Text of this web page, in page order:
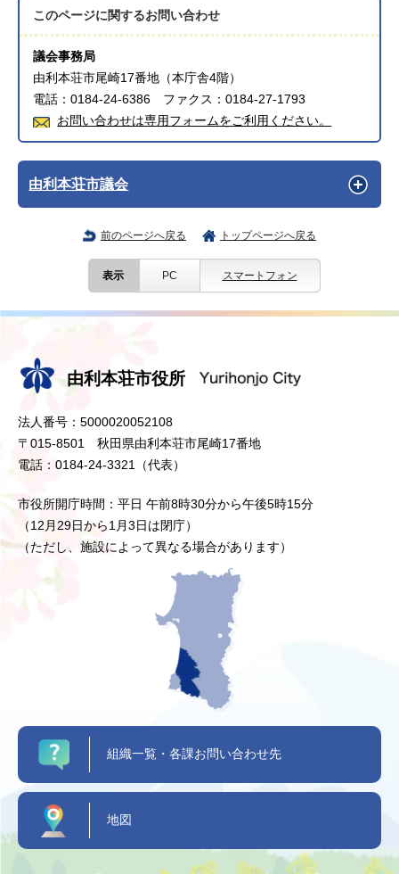
このページに関するお問い合わせ
議会事務局
由利本荘市尾崎17番地（本庁舎4階）
電話：0184-24-6386 ファクス：0184-27-1793
お問い合わせは専用フォームをご利用ください。
由利本荘市議会
前のページへ戻る トップページへ戻る
表示 PC スマートフォン
由利本荘市役所
法人番号：5000020052108
〒015-8501 秋田県由利本荘市尾崎17番地
電話：0184-24-3321（代表）
市役所開庁時間：平日 午前8時30分から午後5時15分
（12月29日から1月3日は閉庁）
（ただし、施設によって異なる場合があります）
組織一覧・各課お問い合わせ先
地図